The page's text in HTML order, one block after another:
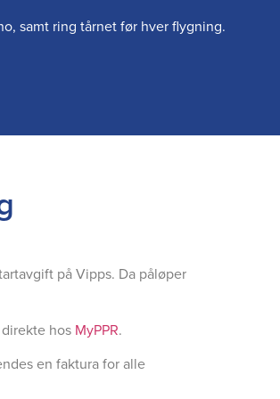
samt ring tårnet før hver flygning.
på Vipps. Da påløper
hos MyPPR.
en faktura for alle